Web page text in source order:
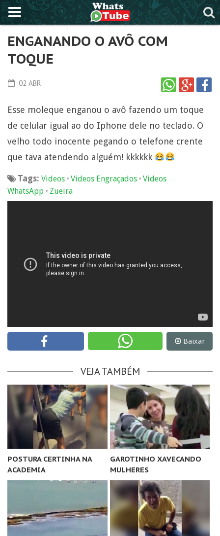
ENGANANDO O AVÔ COM
TOQUE
02 ABR
Esse moleque enganou o avô fazendo um toque
de celular igual ao do Iphone dele no teclado. O
velho todo inocente pegando o telefone crente
que tava atendendo alguém! kkkkkk
Tags: Videos • Videos Engraçados • Videos
WhatsApp • Zueira
Baixar
VEJA TAMBÉM
POSTURA CERTINHA NA
ACADEMIA
GAROTINHO XAVECANDO
MULHERES